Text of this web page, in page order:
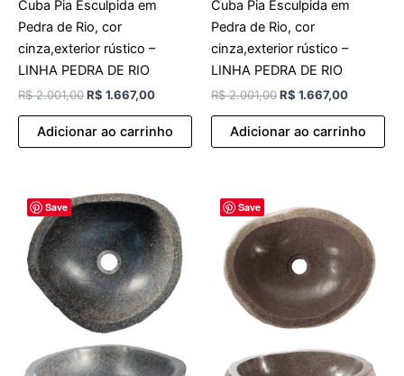
Cuba Pia Esculpida em
Pedra de Rio, cor
cinza,exterior rústico –
LINHA PEDRA DE RIO
R$2.001,00R$ 1.667,00
Adicionar ao carrinho
Cuba Pia Esculpida em
Pedra de Rio, cor
cinza,exterior rústico –
LINHA PEDRA DE RIO
R$2.001,00R$ 1.667,00
Adicionar ao carrinho
Save
O
preço
original
era:
R$ 2.001,00.
preço
atual
é:
R$ 1.667,00.
Save
preço
original
era:
R$ 2.001,00.
atual
é:
R$